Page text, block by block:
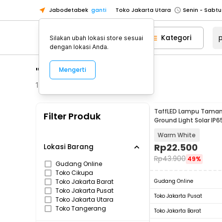
Jabodetabek ganti Toko Jakarta Utara
Toko Tangerang
Toko Cikupa
Pick n Go Jakarta Barat
Senin -
Toko Jakarta Barat
Senin -
Toko Tangerang
Senin - Jumat
Senin - Jumat
Kategori
"pasak tanam"
153
Filter Produk
Lokasi Barang
Gudang Online
Toko Cikupa
Toko Jakarta Barat
Toko Jakarta Pusat
Toko Jakarta Utara
Toko Tangerang
TaffLED Lampu
Ground Light Solar
Warm White
Rp22.500
Rp43.900 49%
Gudang Online
Toko Jakarta Pusat
Toko Jakarta Barat
Silakan ubah lokasi store sesuai
dengan lokasi Anda.
Mengerti